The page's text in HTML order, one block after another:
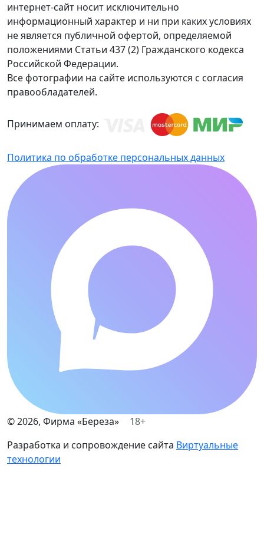
интернет-сайт носит исключительно
информационный характер и ни при каких условиях
не является публичной офертой, определяемой
положениями Статьи 437 (2) Гражданского кодекса
Российской Федерации.
Все фотографии на сайте используются с согласия
правообладателей.
Принимаем оплату:
Политика по обработке персональных данных
©2026, Фирма «Береза»
18+
Разработка и сопровождение сайта Виртуальные
технологии